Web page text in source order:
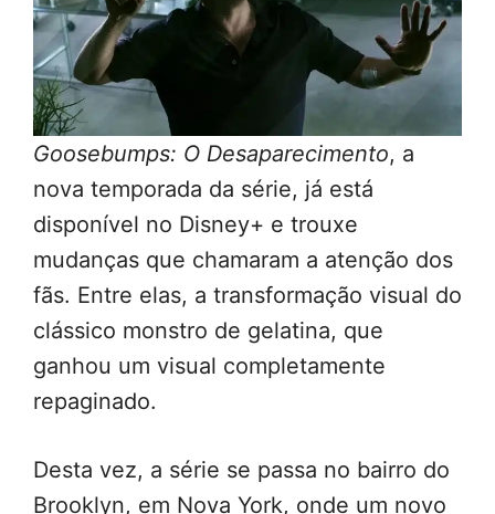
Goosebumps: O Desaparecimento, a
nova temporada da série, já está
disponível no Disney+ e trouxe
mudanças que chamaram a atenção dos
fãs. Entre elas, a transformação visual do
clássico monstro de gelatina, que
ganhou um visual completamente
repaginado.
Desta vez, a série se passa no bairro do
Brooklyn, em Nova York, onde um novo